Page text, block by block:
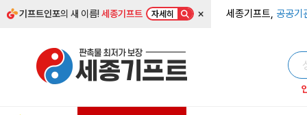
기프트인포의 새 이름!세종기프트 자세히 × 세종기프트, 공공기